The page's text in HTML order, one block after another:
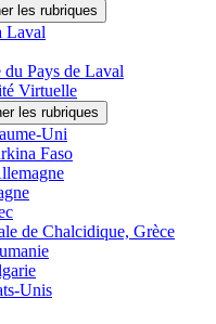
Laval
Pays de Laval
Virtuelle
Uni
Faso
de Chalcidique, Grèce
Unis